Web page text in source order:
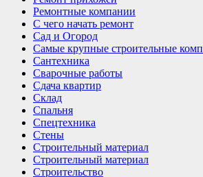
Ремонтные компании
С чего начать ремонт
Сад и Огород
Самые крупные строительные
Сантехника
Сварочные работы
Сдача квартир
Склад
Спальня
Спецтехника
Стены
Строительный материал
Строительный материал
Строительство